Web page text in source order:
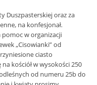
Duszpasterskiej oraz za
na konfesjonał.
pomoc w organizacji
„Cisowianki” od
ciasto
kościół w wysokości 250
od numeru 25b do